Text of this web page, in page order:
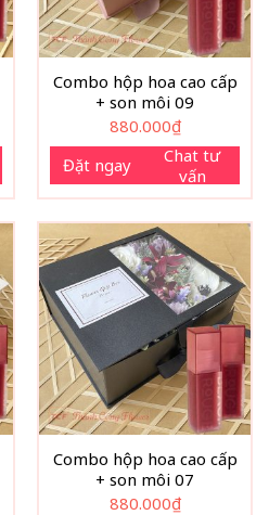
Combo hộp hoa cao cấp
+ son môi 09
880.000₫
Đặt ngay
Chat tư
vấn
Combo hộp hoa cao cấp
+ son môi 07
880.000₫